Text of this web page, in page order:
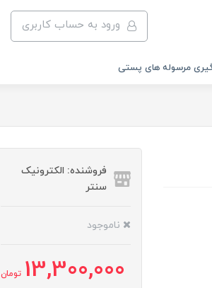
ورود به حساب کاربری
مرسوله های پستی
فروشنده: الکترونیک
سنتر
ناموجود
13,300,000 تومان